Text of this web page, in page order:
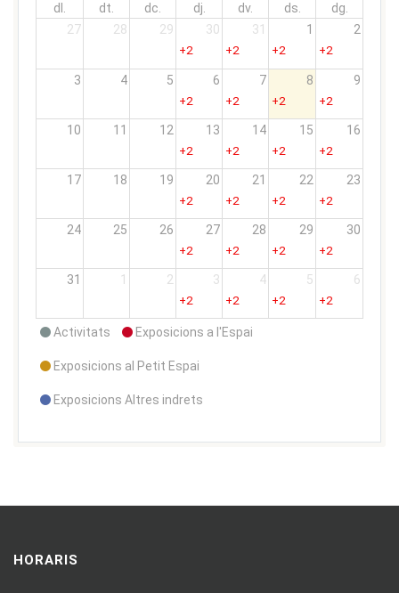
dl. dt. dc. dj. dv. ds.
dg.
27
28 29 30 31 1 2
+2 +2 +2 +2
3 4 5 6 7 8 9
+2 +2 +2 +2
10 11 12 13 14 15 16
+2 +2 +2 +2
17 18 19 20 21 22 23
+2 +2 +2 +2
24 25 26 27 28 29 30
+2 +2 +2 +2
31 1 2 3 4 5 6
+2 +2 +2 +2
Activitats Exposicions a l'Espai
Exposicions al Petit Espai
Exposicions Altres indrets
HORARIS